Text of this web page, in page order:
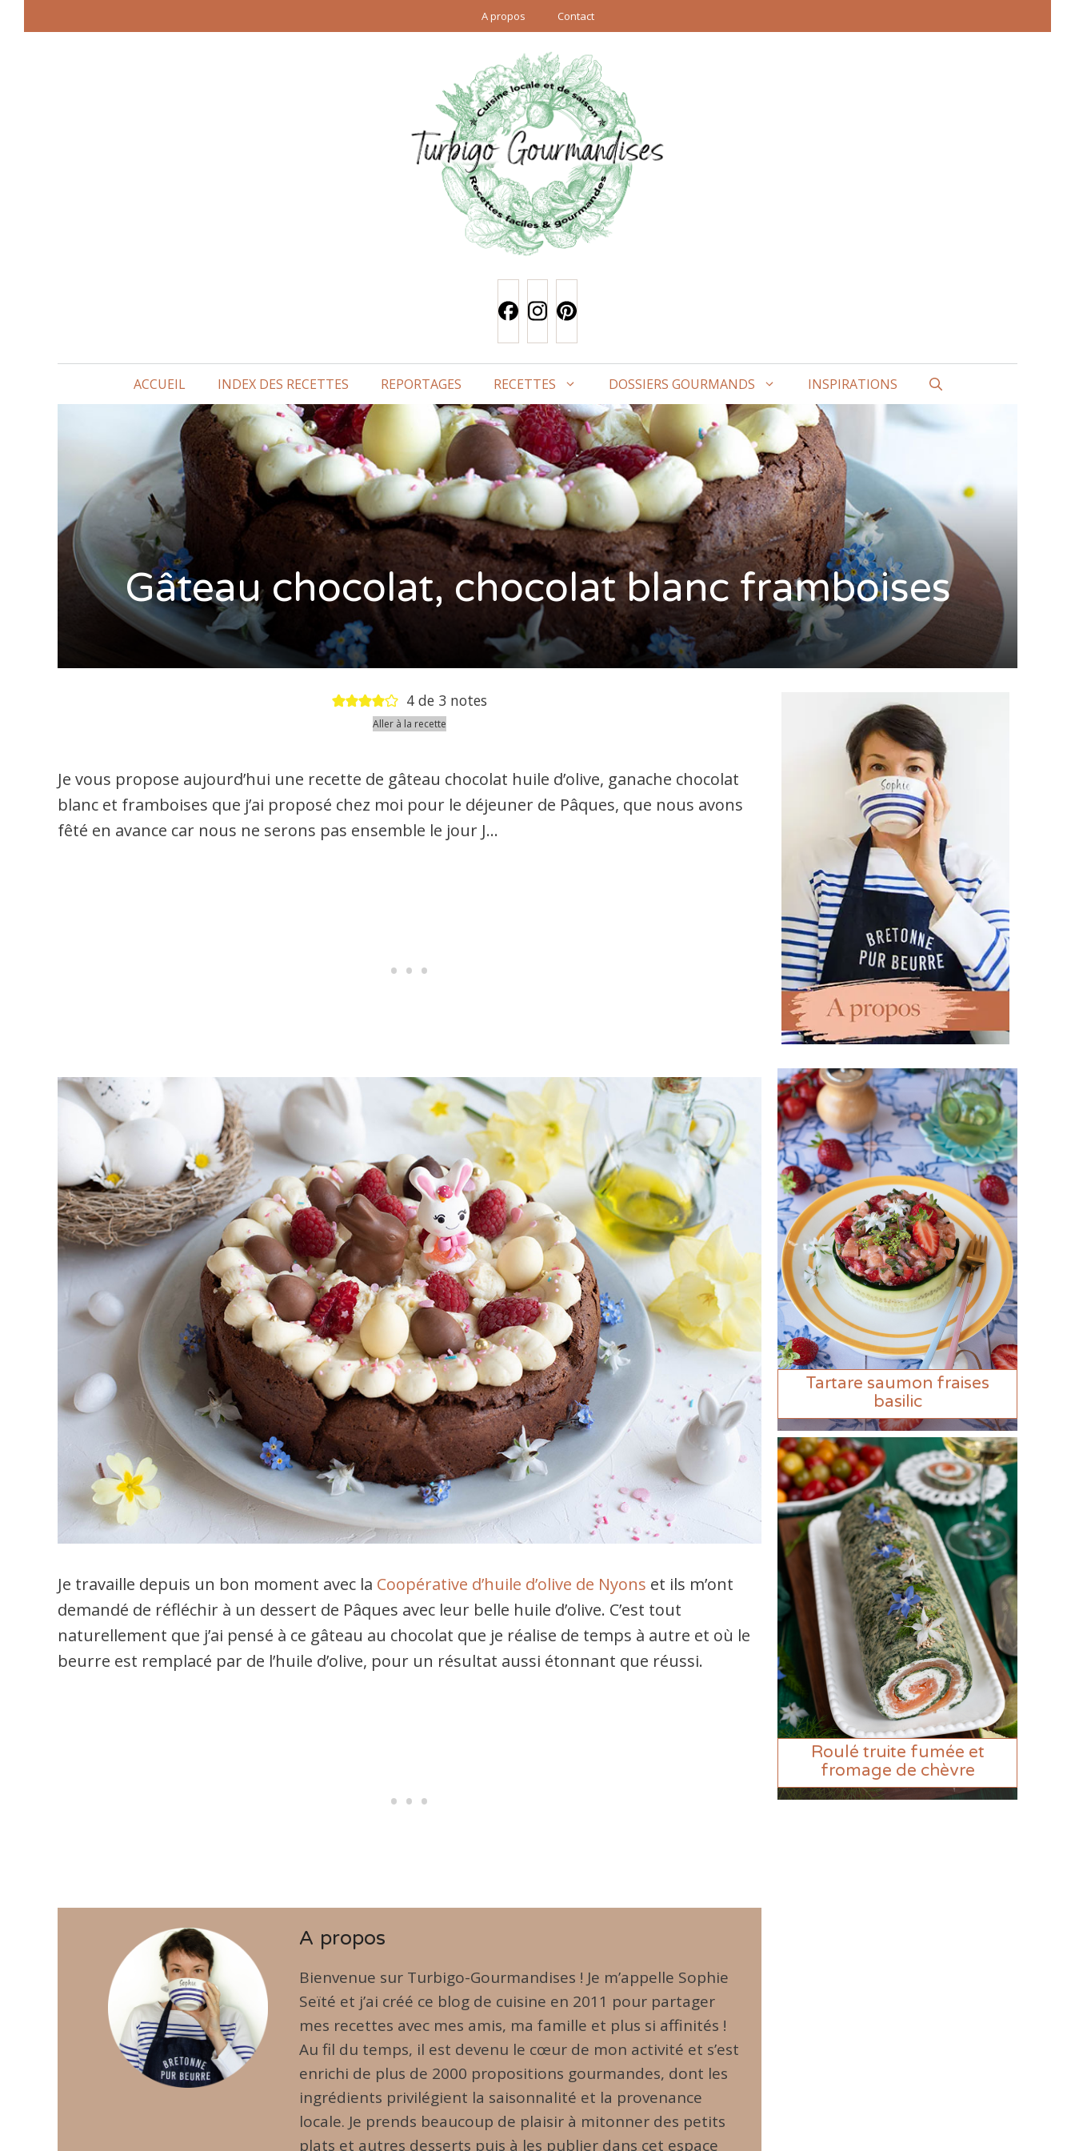
A propos Contact
ACCUEIL INDEX DES RECETTES REPORTAGES RECETTES DOSSIERS GOURMANDS INSPIRATIONS
Gâteau chocolat, chocolat blanc framboises
4de 3 notes
Aller à la recette
Je vous propose aujourd’hui une recette de gâteau chocolat huile d’olive, ganache chocolat
blanc et framboises que j’ai proposé chez moi pour le déjeuner de Pâques, que nous avons
fêté en avance car nous ne serons pas ensemble le jour J…
Je travaille depuis un bon moment avec la Coopérative d’huile d’olive de Nyons et ils m’ont
demandé de réfléchir à un dessert de Pâques avec leur belle huile d’olive. C’est tout
naturellement que j’ai pensé à ce gâteau au chocolat que je réalise de temps à autre et où le
beurre est remplacé par de l’huile d’olive, pour un résultat aussi étonnant que réussi.
A propos
Bienvenue sur Turbigo-Gourmandises ! Je m’appelle Sophie
Seïté et j’ai créé ce blog de cuisine en 2011 pour partager
mes recettes avec mes amis, ma famille et plus si affinités !
Au fil du temps, il est devenu le cœur de mon activité et s’est
enrichi de plus de 2000 propositions gourmandes, dont les
ingrédients privilégient la saisonnalité et la provenance
locale. Je prends beaucoup de plaisir à mitonner des petits
plats et autres desserts puis à les publier dans cet espace
Tartare saumon fraises
basilic
Roulé truite fumée et
fromage de chèvre